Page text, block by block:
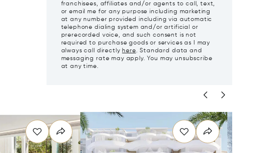
franchisees, affiliates and/or agents to call, text,
or email me for any purpose including marketing
at any number provided including via automatic
telephone dialing system and/or artificial or
prerecorded voice, and such consent is not
required to purchase goods or services as I may
always call directly here. Standard data and
messaging rate may apply. You may unsubscribe
at any time.